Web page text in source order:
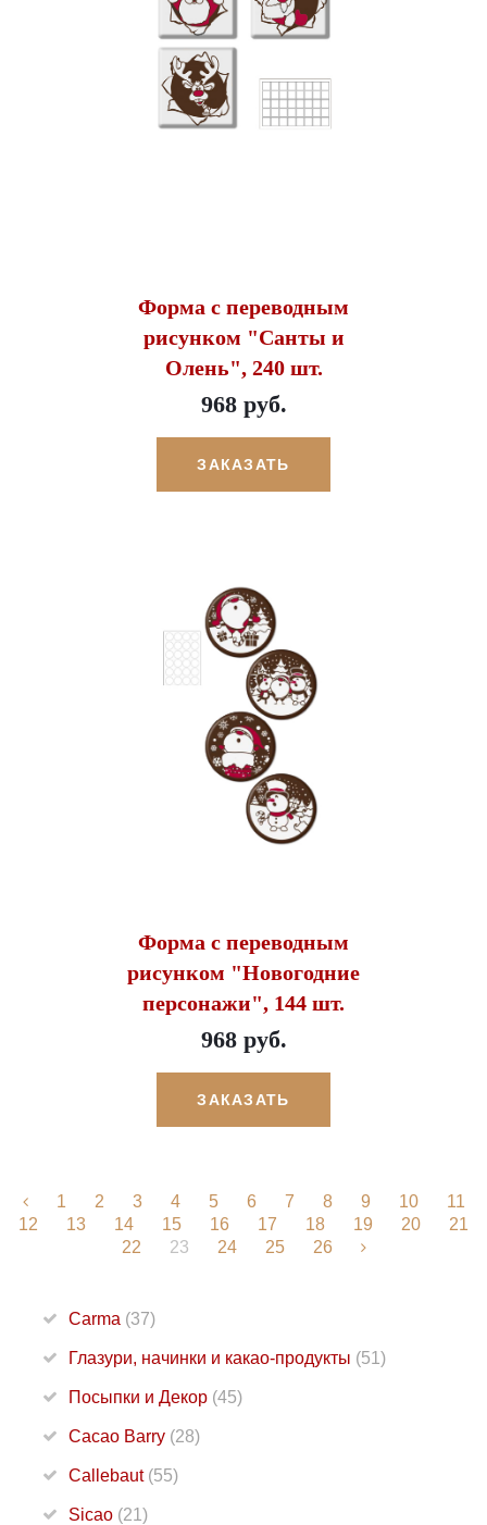
Форма с переводным
рисунком "Санты и
Олень", 240 шт.
968 руб.
ЗАКАЗАТЬ
Форма с переводным
рисунком "Новогодние
персонажи", 144 шт.
968 руб.
ЗАКАЗАТЬ
1 2 3 4 5 6 7 8 9 10
11
12
13 14 15 16 17 18 19 20
21
22
23 24 25 26
Carma (37)
Глазури, начинки и какао-продукты (51)
Посыпки и Декор (45)
Cacao Barry (28)
Callebaut (55)
Sicao (21)